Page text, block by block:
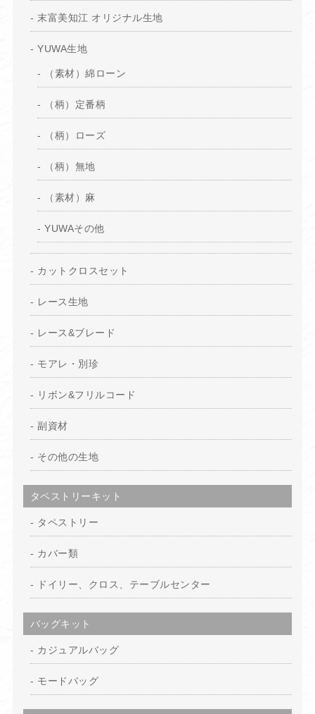
末富美知江 オリジナル生地
YUWA生地
（素材）綿ローン
（柄）定番柄
（柄）ローズ
（柄）無地
（素材）麻
YUWAその他
カットクロスセット
レース生地
レース&ブレード
モアレ・別珍
リボン&フリルコード
副資材
その他の生地
タペストリーキット
タペストリー
カバー類
ドイリー、クロス、テーブルセンター
バッグキット
カジュアルバッグ
モードバッグ